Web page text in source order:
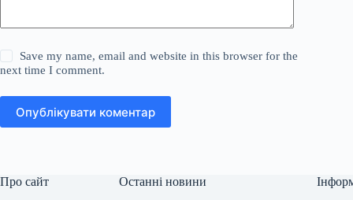
Save my name, email and website in this browser for the
next time I comment.
Опублікувати коментар
Про сайт Останні новини